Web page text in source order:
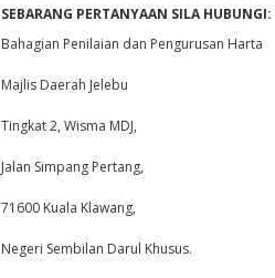
SEBARANG PERTANYAAN SILA HUBUNGI:
Bahagian Penilaian dan Pengurusan Harta
Majlis Daerah Jelebu
Tingkat 2, Wisma MDJ,
Jalan Simpang Pertang,
71600 Kuala Klawang,
Negeri Sembilan Darul Khusus.